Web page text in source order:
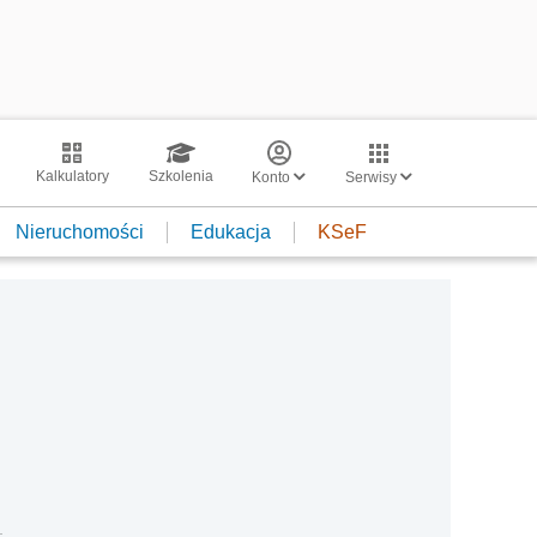
Kalkulatory Szkolenia Konto Serwisy
Nieruchomości Edukacja KSeF